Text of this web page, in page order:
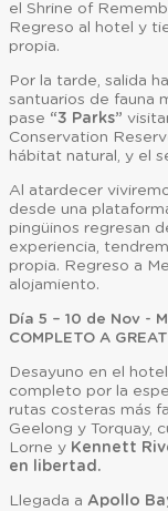
el Shrine of
Regreso al hotel y
propia.
Por la tarde, salida
santuarios de fauna
pase “3 Parks”
Conservation
hábitat natural, y el
Al atardecer
desde una
pingüinos regresan
experiencia,
propia. Regreso a
alojamiento.
Día 5 – 10 de Nov -
COMPLETO A
Desayuno en el
completo por la
rutas costeras más
Geelong y Torquay,
Lorne y Kennett
en libertad.
Llegada a Apollo